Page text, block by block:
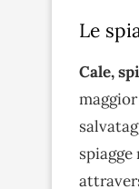
Le
Cale,